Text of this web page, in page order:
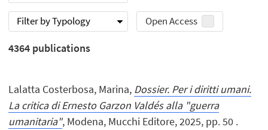
Filter by Typology Open Access
4364 publications
Lalatta Costerbosa, Marina, Dossier. Per i diritti umani.
La critica di Ernesto Garzon Valdés alla "guerra
umanitaria", Modena, Mucchi Editore, 2025, pp. 50 .